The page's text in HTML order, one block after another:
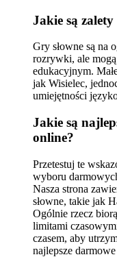
Jakie są zalety
Gry słowne są na
rozrywki, ale
edukacyjnym.
jak Wisielec,
umiejętności
Jakie są
online?
Przetestuj te
wyboru
Nasza strona
słowne, takie jak
Ogólnie rzecz
limitami
czasem, aby
najlepsze